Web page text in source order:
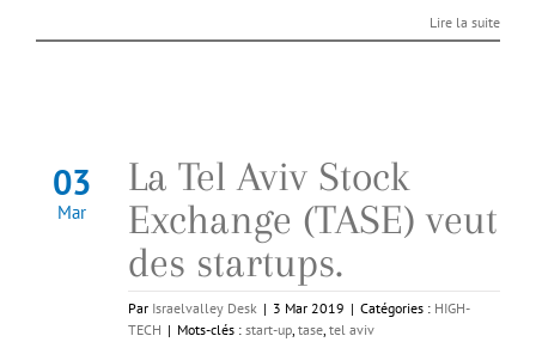
Lire la suite
03
Mar
La Tel Aviv Stock
Exchange (TASE) veut
des startups.
Par Israelvalley Desk | 3 Mar 2019 | Catégories : HIGH-
TECH | Mots-clés : start-up tase tel aviv